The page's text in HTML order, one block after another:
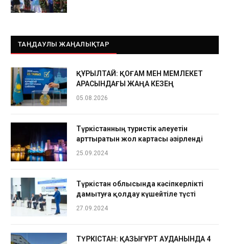
ТАҢДАУЛЫ ЖАҢАЛЫҚТАР
ҚҰРЫЛТАЙ: ҚОҒАМ МЕН МЕМЛЕКЕТ
АРАСЫНДАҒЫ ЖАҢА КЕЗЕҢ
05.08.2026
Түркістанның туристік әлеуетін
арттыратын жол картасы әзірленді
25.09.2024
Түркістан облысында кәсіпкерлікті
дамытуға қолдау күшейтіле түсті
27.09.2024
ТҮРКІСТАН: ҚАЗЫҒҰРТ АУДАНЫНДА 4